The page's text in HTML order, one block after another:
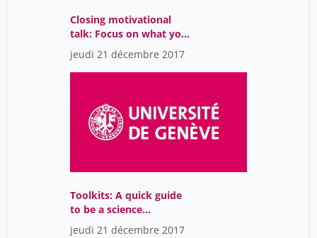
Sohrmann Marc
Spasiano Flavia
Valloton Laurent
Vouilloz Nicole
Wood Jeanette 21
Zbinden Marc
Closing motivational
talk: Focus on what you
want!
jeudi 21 décembre 2017
Toolkits: A quick guide
to be a science
communicator
jeudi 21 décembre 2017